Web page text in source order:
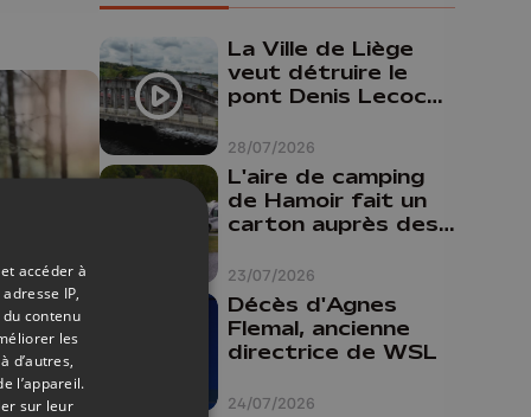
07/2026
28/07/2026
La Ville de Liège
veut détruire le
pont Denis Lecocq
budget pour le
faire
23/07/2026
L'aire de camping
de Hamoir fait un
carton auprès des
24/07/2026
Décès d'Agnes
Flemal, ancienne
directrice de WSL
accéder à
IP,
contenu
les
d’autres,
l’appareil.
sur leur